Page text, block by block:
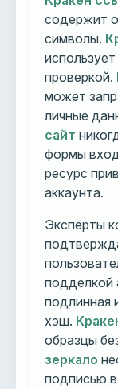
содержит
символы.
проверкой.
может
личные
сайт
формы
ресурс
аккаунта.
Эксперты
подделкой
подлинная
хэш.
образцы
зеркало
подписью